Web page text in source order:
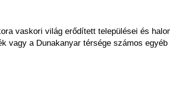
vaskori világ erődített települései és
vagy a Dunakanyar térsége számos